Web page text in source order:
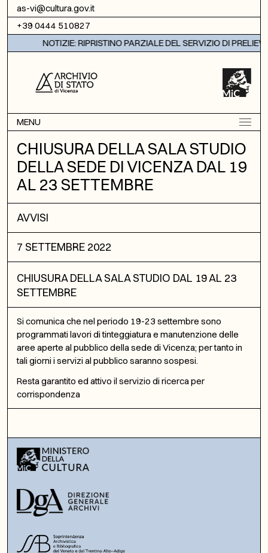
Vai al contenuto
as-vi@cultura.gov.it
+39 0444 510827
NOTIZIE: RIPRISTINO PARZIALE DEL SERVIZIO DI
MENU
CHIUSURA DELLA SALA STUDIO
DELLA SEDE DI VICENZA DAL 19
AL 23 SETTEMBRE
AVVISI
7 SETTEMBRE 2022
Si comunica che nel periodo 19-23 settembre sono
programmati lavori di tinteggiatura e manutenzione delle
aree aperte al pubblico della sede di Vicenza; per tanto in
tali giorni i servizi al pubblico saranno sospesi.
Resta garantito ed attivo il servizio di ricerca per
corrispondenza
CHIUSURA DELLA SALA STUDIO DAL 19 AL 23
SETTEMBRE